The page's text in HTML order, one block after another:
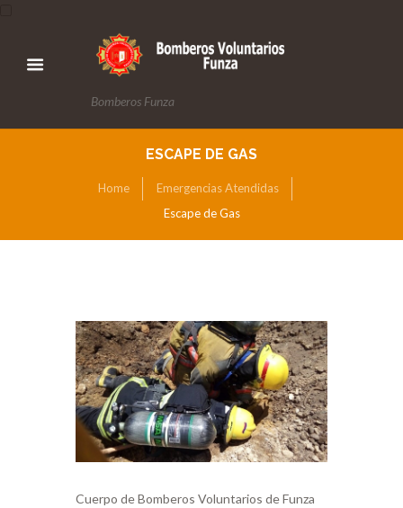
Bomberos Funza
ESCAPE DE GAS
Home
Emergencias Atendidas
Escape de Gas
Cuerpo de Bomberos Voluntarios de Funza